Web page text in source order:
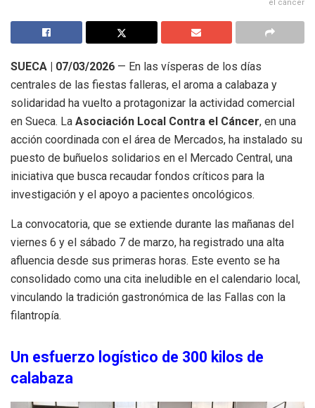
el cáncer
SUECA | 07/03/2026 — En las vísperas de los días
centrales de las fiestas falleras, el aroma a calabaza y
solidaridad ha vuelto a protagonizar la actividad comercial
en Sueca. La Asociación Local Contra el Cáncer, en una
acción coordinada con el área de Mercados, ha instalado su
puesto de buñuelos solidarios en el Mercado Central, una
iniciativa que busca recaudar fondos críticos para la
investigación y el apoyo a pacientes oncológicos.
La convocatoria, que se extiende durante las mañanas del
viernes 6 y el sábado 7 de marzo, ha registrado una alta
afluencia desde sus primeras horas. Este evento se ha
consolidado como una cita ineludible en el calendario local,
vinculando la tradición gastronómica de las Fallas con la
filantropía.
Un esfuerzo logístico de 300 kilos de
calabaza